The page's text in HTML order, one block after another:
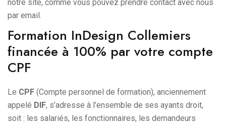
notre site, comme vous pouvez prendre contact avec nous
par email.
Formation InDesign Collemiers
financée à 100% par votre compte
CPF
Le CPF (Compte personnel de formation), anciennement
appelé DIF, s’adresse à l’ensemble de ses ayants droit,
soit : les salariés, les fonctionnaires, les demandeurs